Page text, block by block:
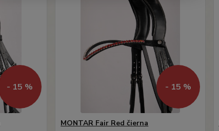
- 15 % - 15 %
MONTAR Fair Red čierna